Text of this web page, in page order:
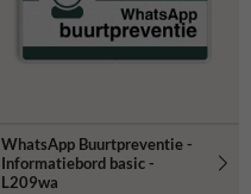
WhatsApp Buurtpreventie -
Informatiebord basic -
L209wa